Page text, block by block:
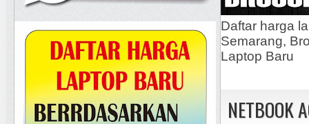
Daftar harga
Semarang,
Laptop Baru
NETBOOK